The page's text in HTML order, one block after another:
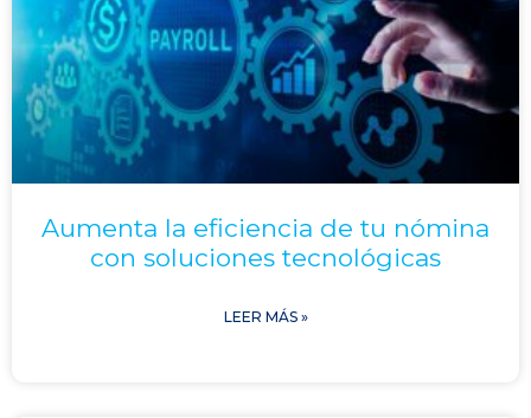
Aumenta la eficiencia de tu nómina
con soluciones tecnológicas
LEER MÁS »